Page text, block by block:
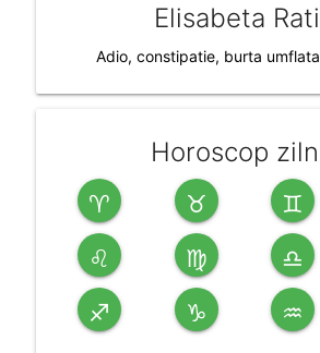
Elisabeta
Adio, constipatie, burta
Horoscop
♈ ♉ ♊
♌ ♍ ♎
♐ ♑ ♒